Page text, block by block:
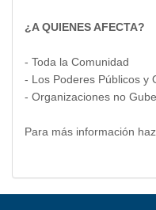
¿A QUIENES AFECTA?
- Toda la Comunidad
- Los Poderes Públicos y
- Organizaciones no
Para más información haz